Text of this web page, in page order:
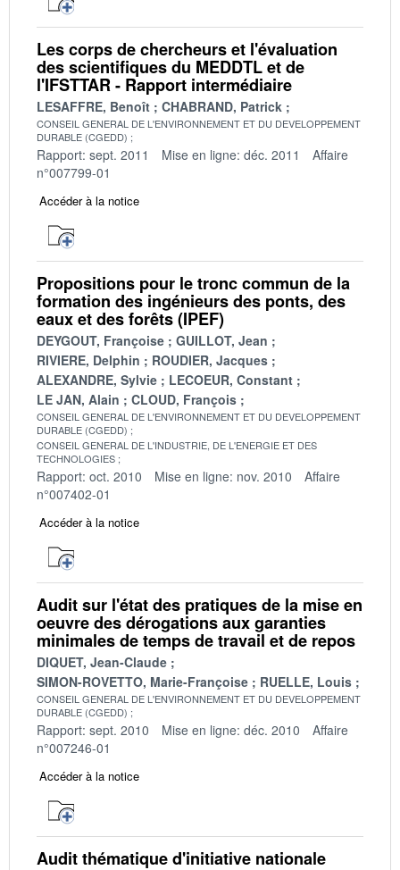
Les corps de chercheurs et l'évaluation
des scientifiques du MEDDTL et de
l'IFSTTAR - Rapport intermédiaire
LESAFFRE, Benoît CHABRAND, Patrick
CONSEIL GENERAL DE L'ENVIRONNEMENT ET DU DEVELOPPEMENT
DURABLE (CGEDD)
Rapport: sept. 2011 Mise en ligne: déc. 2011
Affaire
n°007799-01
Accéder à la notice
Propositions pour le tronc commun de la
formation des ingénieurs des ponts, des
eaux et des forêts (IPEF)
DEYGOUT, Françoise
GUILLOT, Jean
RIVIERE, Delphin
ROUDIER, Jacques
ALEXANDRE, Sylvie
LECOEUR, Constant
LE JAN, Alain
CLOUD, François
CONSEIL GENERAL DE L'ENVIRONNEMENT ET DU DEVELOPPEMENT
DURABLE (CGEDD)
CONSEIL GENERAL DE L'INDUSTRIE, DE L'ENERGIE ET DES
TECHNOLOGIES
Rapport: oct. 2010 Mise en ligne: nov. 2010
Affaire
n°007402-01
Accéder à la notice
Audit sur l'état des pratiques de la mise en
oeuvre des dérogations aux garanties
minimales de temps de travail et de repos
DIQUET, Jean-Claude
SIMON-ROVETTO, Marie-Françoise
RUELLE, Louis
CONSEIL GENERAL DE L'ENVIRONNEMENT ET DU DEVELOPPEMENT
DURABLE (CGEDD)
Rapport: sept. 2010 Mise en ligne: déc. 2010
Affaire
n°007246-01
Accéder à la notice
Audit thématique d'initiative nationale